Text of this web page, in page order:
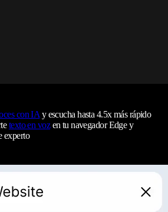
con IA y escucha hasta 4.5x más rápido
texto en vozen tu navegador Edge y
experto